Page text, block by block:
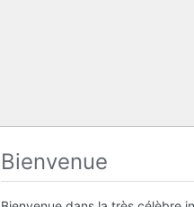
Bienvenue